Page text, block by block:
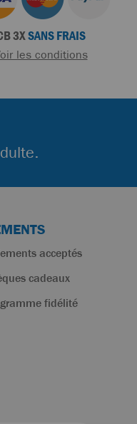
3XSANS FRAIS
les conditions
acceptés
cadeaux
fidélité